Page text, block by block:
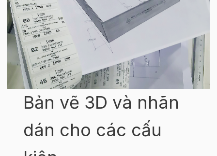
Bản vẽ 3D và nhãn
dán cho các cấu